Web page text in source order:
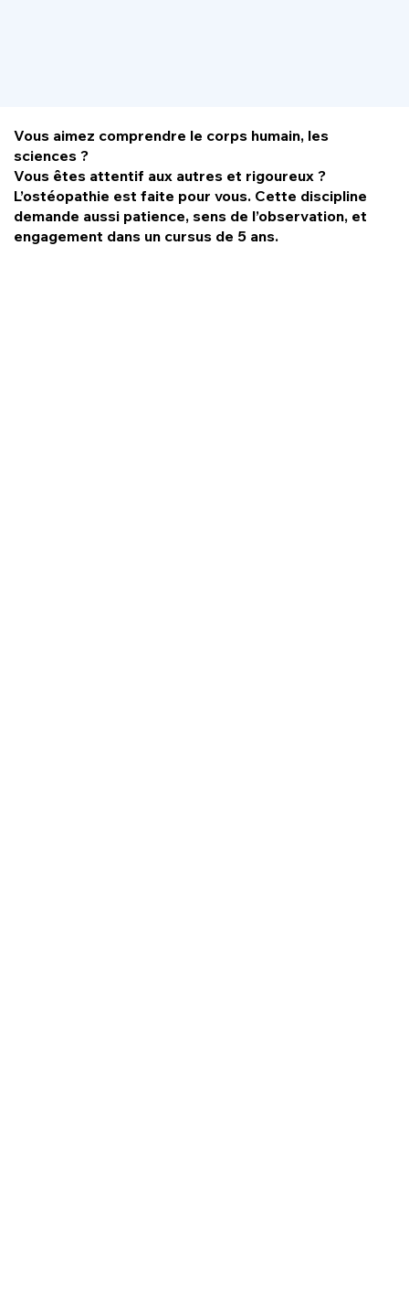
Vous aimez comprendre le corps humain, les
sciences ?
Vous êtes attentif aux autres et rigoureux ?
L’ostéopathie est faite pour vous. Cette discipline
demande aussi patience, sens de l’observation, et
engagement dans un cursus de 5 ans.